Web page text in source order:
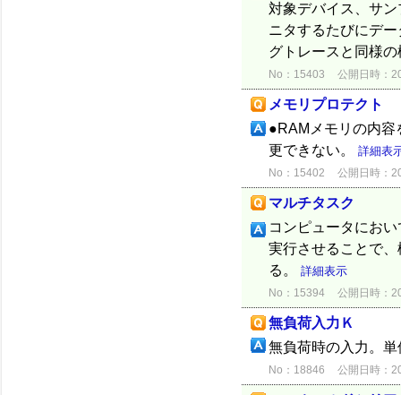
対象デバイス、サ
ニタするたびにデ
グトレースと同様
No：15403 公開日時：
メモリプロテクト
●RAMメモリの内容
更できない。 詳細表
No：15402 公開日時：
マルチタスク
コンピュータにお
実行させることで
る。 詳細表示
No：15394 公開日時：
無負荷入力Ｋ
無負荷時の入力。
No：18846 公開日時：